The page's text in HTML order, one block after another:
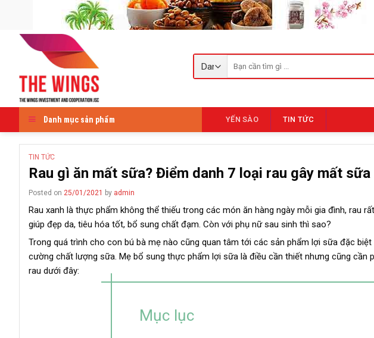
content
Tìm
kiếm:
Danh mục sản phẩm YẾN SÀO TIN TỨC
TIN TỨC
Rau gì ăn mất sữa? Điểm danh 7 loại rau gây mất sữa
Posted on 25/01/2021 by admin
Rau xanh là thực phẩm không thể thiếu trong các món ăn hàng ngày mỗi gia đình, rau
giúp đẹp da, tiêu hóa tốt, bổ sung chất đạm. Còn với phụ nữ sau sinh thì sao?
Trong quá trình cho con bú bà mẹ nào cũng quan tâm tới các sản phẩm lợi sữa đặc
cường chất lượng sữa. Mẹ bổ sung thực phẩm lợi sữa là điều cần thiết nhưng cũng
rau dưới đây:
Mục lục